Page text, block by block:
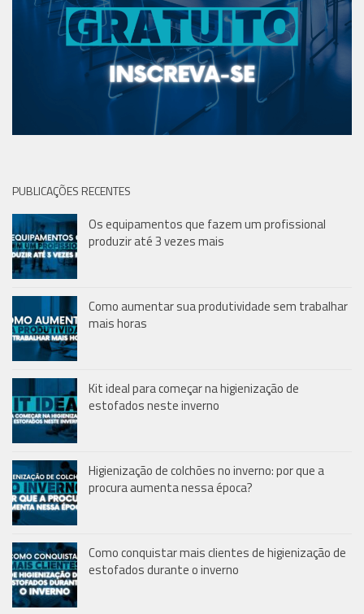
PUBLICAÇÕES RECENTES
Os equipamentos que fazem um profissional
produzir até 3 vezes mais
Como aumentar sua produtividade sem trabalhar
mais horas
Kit ideal para começar na higienização de
estofados neste inverno
Higienização de colchões no inverno: por que a
procura aumenta nessa época?
Como conquistar mais clientes de higienização de
estofados durante o inverno